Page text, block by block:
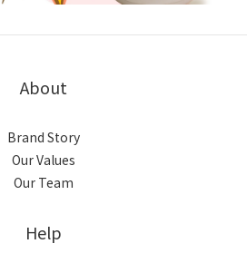
About
Brand Story
Our Values
Our Team
Help